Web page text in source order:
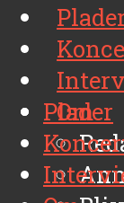
Om
Plader